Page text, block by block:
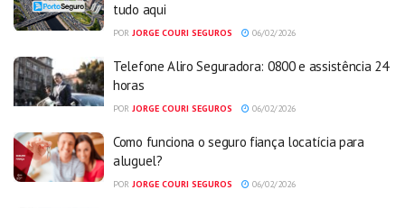
tudo aqui
POR JORGE COURI SEGUROS 06/02/2026
Telefone Aliro Seguradora: 0800 e assistência 24
horas
POR JORGE COURI SEGUROS 06/02/2026
Como funciona o seguro fiança locatícia para
aluguel?
POR JORGE COURI SEGUROS 06/02/2026